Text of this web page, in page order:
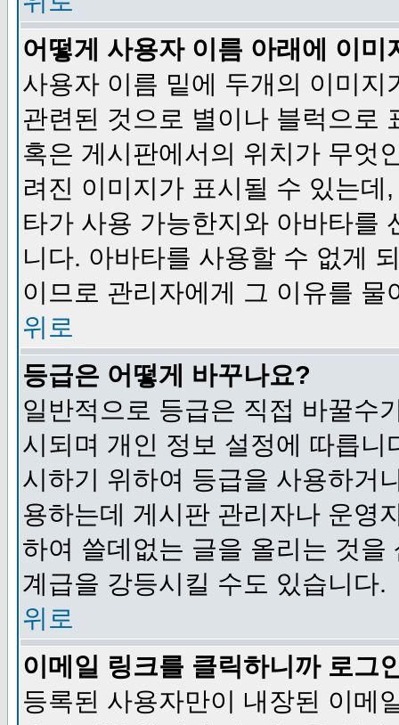
어떻게 사용자 이름 아래에 이미
사용자 이름 밑에 두개의 이미
관련된 것으로 별이나 블럭으로
혹은 게시판에서의 위치가 무엇
려진 이미지가 표시될 수 있는
타가 사용 가능한지와 아바타를
니다. 아바타를 사용할 수 없게
이므로 관리자에게 그 이유를 물
위로
등급은 어떻게 바꾸나요?
일반적으로 등급은 직접 바꿀수
시되며 개인 정보 설정에 따릅
시하기 위하여 등급을 사용하거
용하는데 게시판 관리자나 운영
하여 쓸데없는 글을 올리는 것
계급을 강등시킬 수도 있습니다.
위로
이메일 링크를 클릭하니까 로그
등록된 사용자만이 내장된 이메